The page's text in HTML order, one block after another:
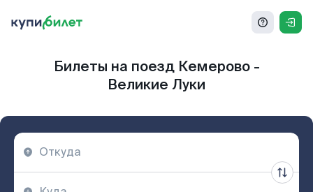
Билеты на поезд Кемерово -
Великие Луки